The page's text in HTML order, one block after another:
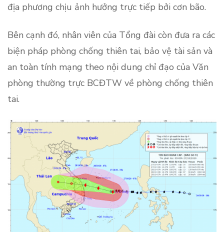
địa phương chịu ảnh hưởng trực tiếp bởi cơn bão.
Bên cạnh đó, nhân viên của Tổng đài còn đưa ra các
biện pháp phòng chống thiên tai, bảo vệ tài sản và
an toàn tính mạng theo nội dung chỉ đạo của Văn
phòng thường trực BCĐTW về phòng chống thiên
tai.